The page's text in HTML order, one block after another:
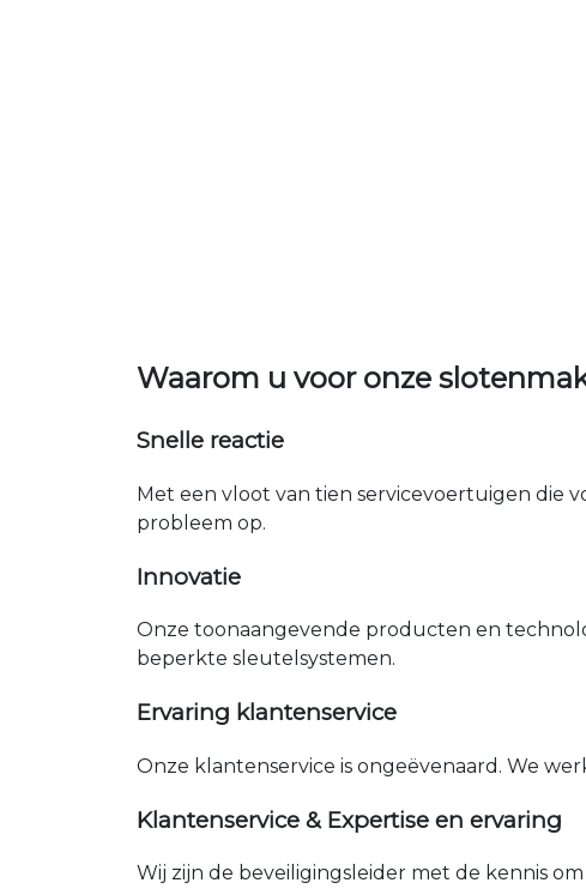
Waarom u voor onze
Snelle reactie
Met een vloot van tien servicevoertuigen die
probleem op.
Innovatie
Onze toonaangevende producten en
beperkte sleutelsystemen.
Ervaring klantenservice
Onze klantenservice is ongeëvenaard. We
Klantenservice & Expertise en ervaring
Wij zijn de beveiligingsleider met de kennis